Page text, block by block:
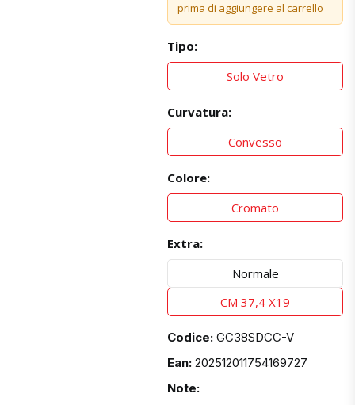
prima di aggiungere al carrello
Tipo:
Solo Vetro
Curvatura:
Convesso
Colore:
Cromato
Extra:
Normale
CM 37,4 X19
Codice: GC38SDCC-V
Ean: 202512011754169727
Note: